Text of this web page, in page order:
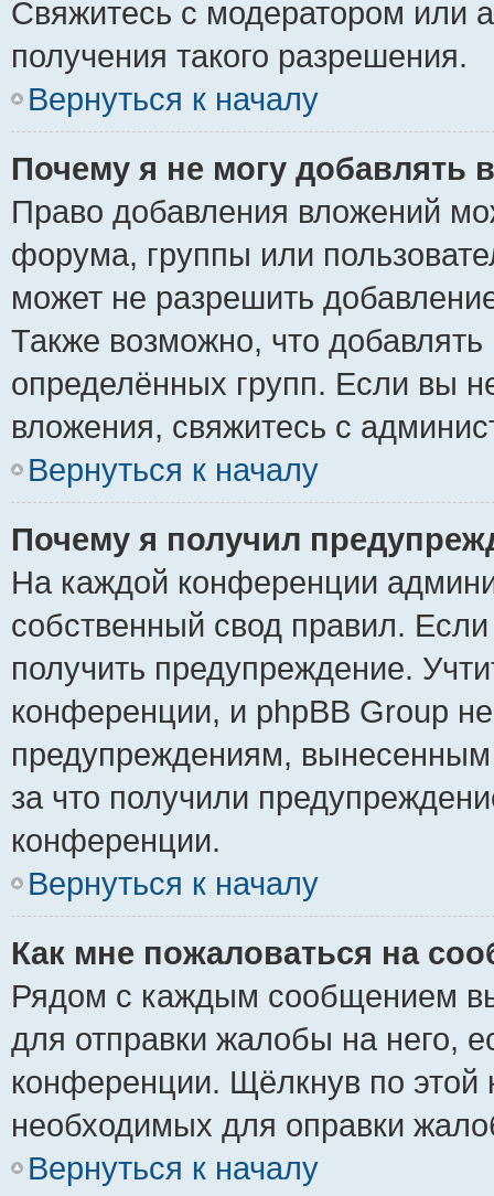
Свяжитесь с модератором или
получения такого разрешения.
Вернуться к началу
Почему я не могу добавлять
Право добавления вложений
форума, группы или
может не разрешить
Также возможно, что
определённых групп. Если вы
вложения, свяжитесь с
Вернуться к началу
Почему я получил
На каждой конференции
собственный свод правил.
получить предупреждение.
конференции, и phpBB Group
предупреждениям,
за что получили
конференции.
Вернуться к началу
Как мне пожаловаться на
Рядом с каждым сообщением
для отправки жалобы на него,
конференции. Щёлкнув по этой
необходимых для оправки
Вернуться к началу